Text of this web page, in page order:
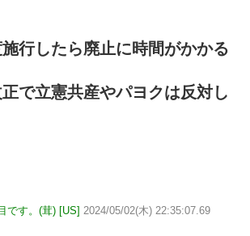
行したら廃止に時間がかかる
で立憲共産やパヨクは反対し
です。(茸) [US] 2024/05/02(木) 22:35:07.69